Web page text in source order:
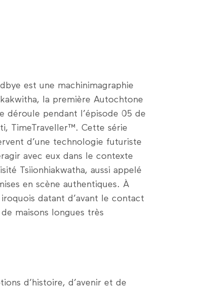
est une machinimagraphie
la première Autochtone
déroule pendant l’épisode 05 de
TimeTraveller™. Cette série
d’une technologie futuriste
avec eux dans le contexte
Tsiionhiakwatha, aussi appelé
en scène authentiques. À
datant d’avant le contact
maisons longues très
d’histoire, d’avenir et de